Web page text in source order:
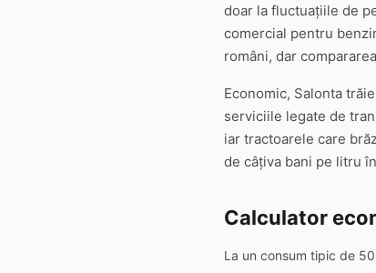
doar la fluctuațiile de
comercial pentru
români, dar
Economic, Salonta
serviciile legate de
iar tractoarele care
de câțiva bani pe litru
Calculator
La un consum tipic de